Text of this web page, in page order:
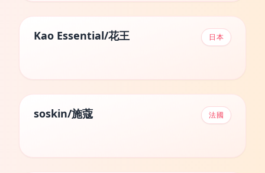
Kao Essential/花王 日本
soskin/施蔻 法國